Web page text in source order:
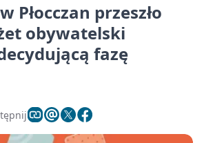
Płocczan przeszło
obywatelski
fazę